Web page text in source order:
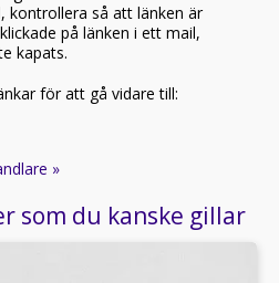
kontrollera så att länken är
på länken i ett mail,
kapats.
för att gå vidare till:
»
som du kanske gillar